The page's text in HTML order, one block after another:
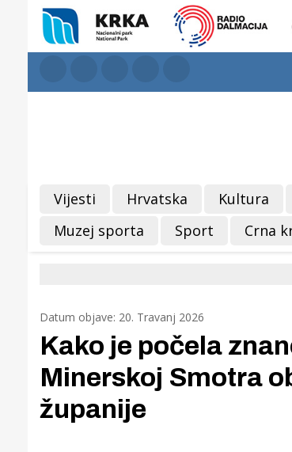
Vijesti Hrvatska Kultura
Muzej sporta
Sport Crna
Datum objave: 20. Travanj 2026
Kako je počela
Minerskoj Smotra
županije